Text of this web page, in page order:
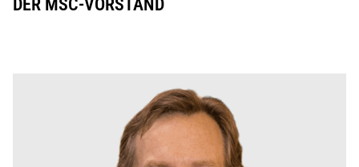
DER MSC-VORSTAND